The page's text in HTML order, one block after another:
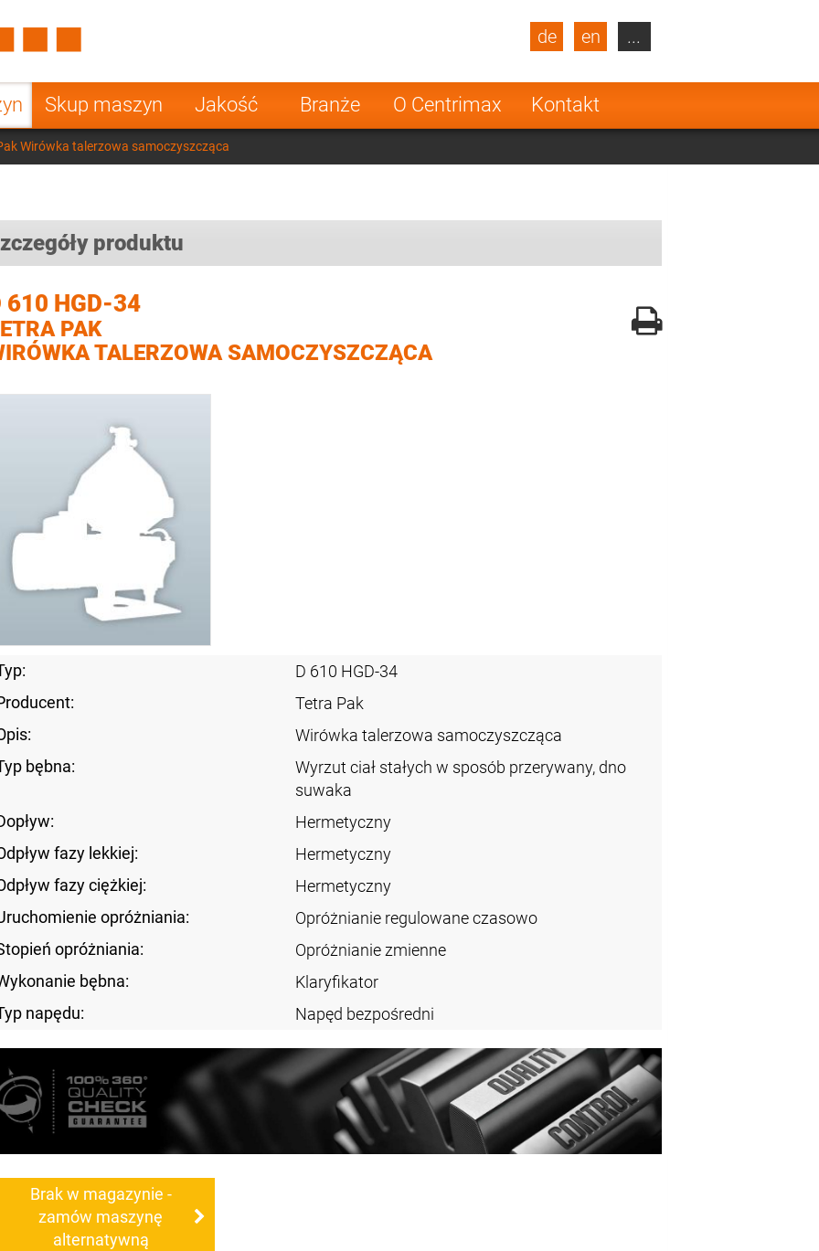
Skup maszyn Jakość Branże O Centrimax Kontakt
de en
Turkey
Poland Norway
Netherlands
...
Wirówka talerzowa samoczyszcząca
produktu
610 HGD-34
PAK
TALERZOWA SAMOCZYSZCZĄCA
D 610 HGD-34
Tetra Pak
Wirówka talerzowa samoczyszcząca
bębna:
Wyrzut ciał stałych w sposób przerywany, dno
suwaka
Hermetyczny
fazy lekkiej:
Hermetyczny
fazy ciężkiej:
Hermetyczny
opróżniania:
Opróżnianie regulowane czasowo
opróżniania:
Opróżnianie zmienne
bębna:
Klaryfikator
napędu:
Napęd bezpośredni
Brak w magazynie -
zamów maszynę
alternatywną